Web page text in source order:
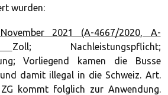
wurden:
2021 (A-4667/2020, A-
Zoll; Nachleistungspflicht;
Vorliegend kamen die Busse
damit illegal in die Schweiz. Art.
kommt folglich zur Anwendung.